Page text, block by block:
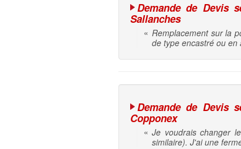
Demande de Devis
Sallanches
« Remplacement sur la
de type encastré ou en
Demande de Devis
Copponex
« Je voudrais changer
similaire). J'ai une